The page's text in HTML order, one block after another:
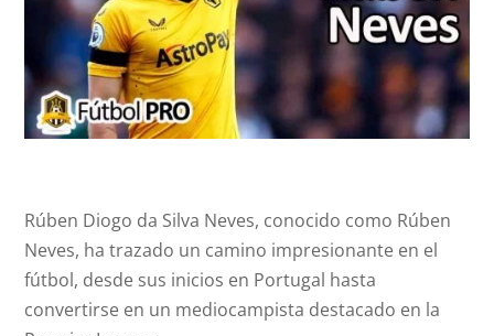
Rúben Diogo da Silva Neves, conocido como Rúben
Neves, ha trazado un camino impresionante en el
fútbol, desde sus inicios en Portugal hasta
convertirse en un mediocampista destacado en la